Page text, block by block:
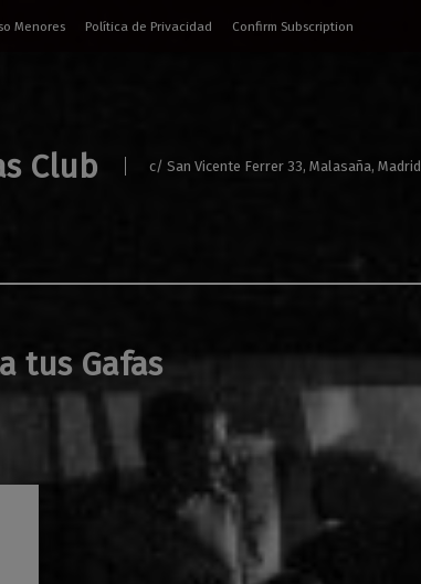
Menores Política de Privacidad Confirm Subscription
Club c/ San Vicente Ferrer 33, Malasaña, Madrid
tus Gafas